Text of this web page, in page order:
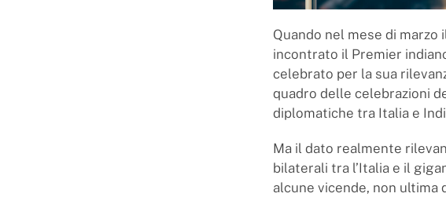
Quando nel mese di
incontrato il Premier
celebrato per la sua
quadro delle celebrazioni
diplomatiche tra Italia e
Ma il dato realmente
bilaterali tra l’Italia e il
alcune vicende, non ultima